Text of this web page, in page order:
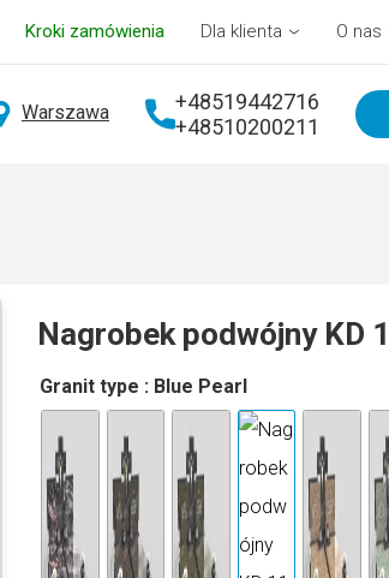
Kroki zamówienia Dla klienta O nas
Warszawa
+48519442716
+48510200211
Nagrobek podwójny KD
Granit type : Blue Pearl
A
lt
a